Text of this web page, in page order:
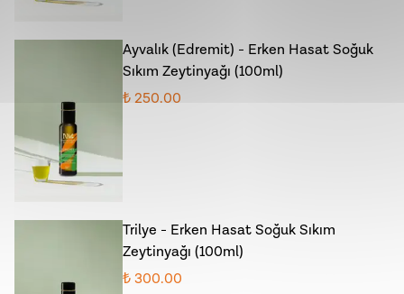
Ayvalık (Edremit) - Erken Hasat Soğuk
Sıkım Zeytinyağı (100ml)
₺ 250.00
Trilye - Erken Hasat Soğuk Sıkım
Zeytinyağı (100ml)
₺ 300.00